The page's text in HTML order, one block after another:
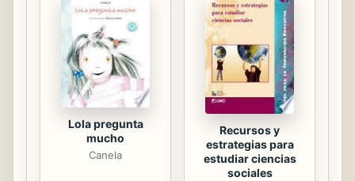
Lola pregunta
mucho
Canela
Recursos y
estrategias para
estudiar ciencias
sociales